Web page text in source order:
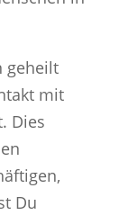
geheilt
mit
Dies
Du